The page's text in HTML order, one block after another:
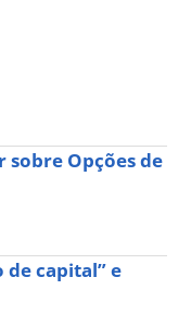
sobre Opções de
de capital” e